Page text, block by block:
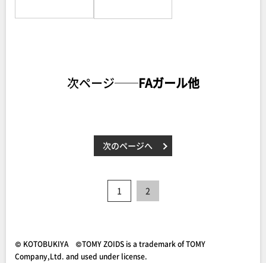
次ページ──FAガール他
次のページへ
1 2
© KOTOBUKIYA ©TOMY ZOIDS is a trademark of TOMY
Company,Ltd. and used under license.